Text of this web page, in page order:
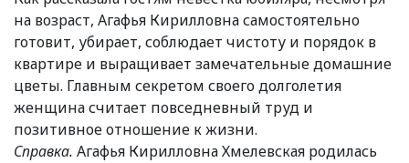
на возраст, Агафья Кирилловна самостоятельно
готовит, убирает, соблюдает чистоту и порядок в
квартире и выращивает замечательные домашние
цветы. Главным секретом своего долголетия
женщина считает повседневный труд и
позитивное отношение к жизни.
Справка. Агафья Кирилловна Хмелевская родилась